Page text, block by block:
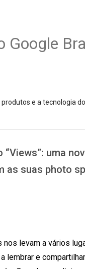
Google
e a tecnologia
uma
as suas photo
nos levam a vários
lembrar e